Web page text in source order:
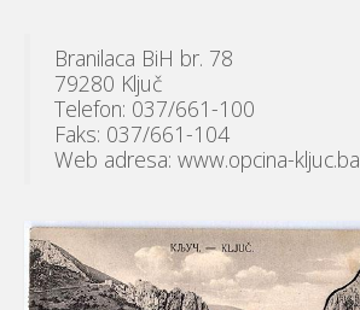
Branilaca BiH br. 78
79280 Ključ
Telefon: 037/661-100
Faks: 037/661-104
Web adresa: www.opcina-kljuc.ba